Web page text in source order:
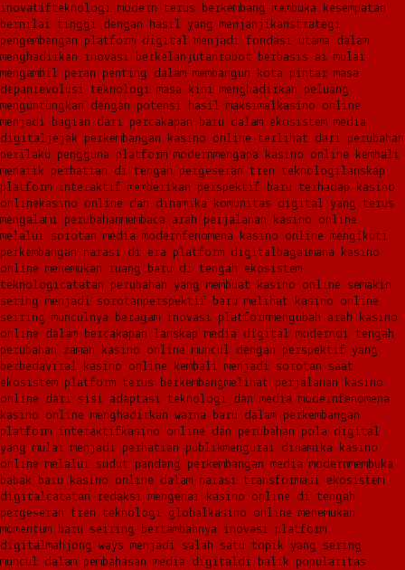
inovatifteknologi modern terus berkembang membuka kesempatan
bernilai tinggi dengan hasil yang menjanjikanstrategi
pengembangan platform digital menjadi fondasi utama dalam
menghadirkan inovasi berkelanjutanrobot berbasis ai mulai
mengambil peran penting dalam membangun kota pintar masa
depanrevolusi teknologi masa kini menghadirkan peluang
menguntungkan dengan potensi hasil maksimal kasino online
menjadi bagian dari percakapan baru dalam ekosistem media
digitaljejak perkembangan kasino online terlihat dari perubahan
perilaku pengguna platform modernmengapa kasino online kembali
menarik perhatian di tengah pergeseran tren teknologilanskap
platform interaktif memberikan perspektif baru terhadap kasino
online kasino online dan dinamika komunitas digital yang terus
mengalami perubahanmembaca arah perjalanan kasino online
melalui sorotan media modernfenomena kasino online mengikuti
perkembangan narasi di era platform digital bagaimana kasino
online menemukan ruang baru di tengah ekosistem
teknologicatatan perubahan yang membuat kasino online semakin
sering menjadi sorotanperspektif baru melihat kasino online
seiring munculnya beragam inovasi platformmengubah arah kasino
online dalam bercakapan lanskap media digital moderndi tengah
perubahan zaman kasino online muncul dengan perspektif yang
berbedaviral kasino online kembali menjadi sorotan saat
ekosistem platform terus berkembangmelihat perjalanan kasino
online dari sisi adaptasi teknologi dan media modernfenomena
kasino online menghadirkan warna baru dalam perkembangan
platform interaktif kasino online dan perubahan pola digital
yang mulai menjadi perhatian publikmengurai dinamika kasino
online melalui sudut pandang perkembangan media modernmembuka
babak baru kasino online dalam narasi transformasi ekosistem
digitalcatatan redaksi mengenai kasino online di tengah
pergeseran tren teknologi global kasino online menemukan
momentum baru seiring bertambahnya inovasi platform
digitalmahjong ways menjadi salah satu topik yang sering
muncul dalam pembahasan media digitaldi balik popularitas